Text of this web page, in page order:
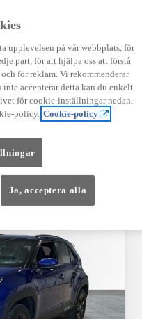
Automat
upplevelsen på vår webbplats, för
part, för att hjälpa oss att förstå
för reklam. Vi rekommenderar
accepterar detta kan du enkelt
för cookie-inställningar nedan.
policy. Cookie-policy
Ja, acceptera alla